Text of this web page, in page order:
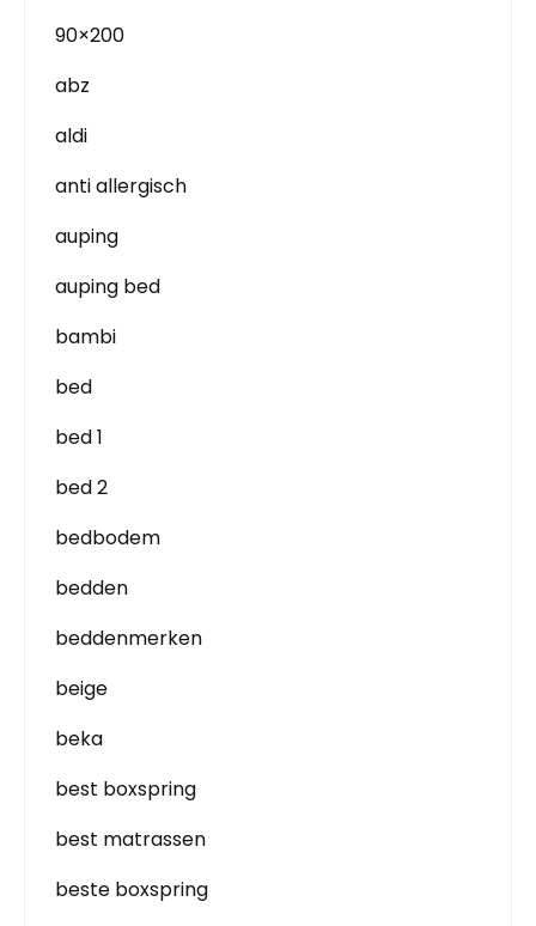
90×200
abz
aldi
anti allergisch
auping
auping bed
bambi
bed
bed 1
bed 2
bedbodem
bedden
beddenmerken
beige
beka
best boxspring
best matrassen
beste boxspring